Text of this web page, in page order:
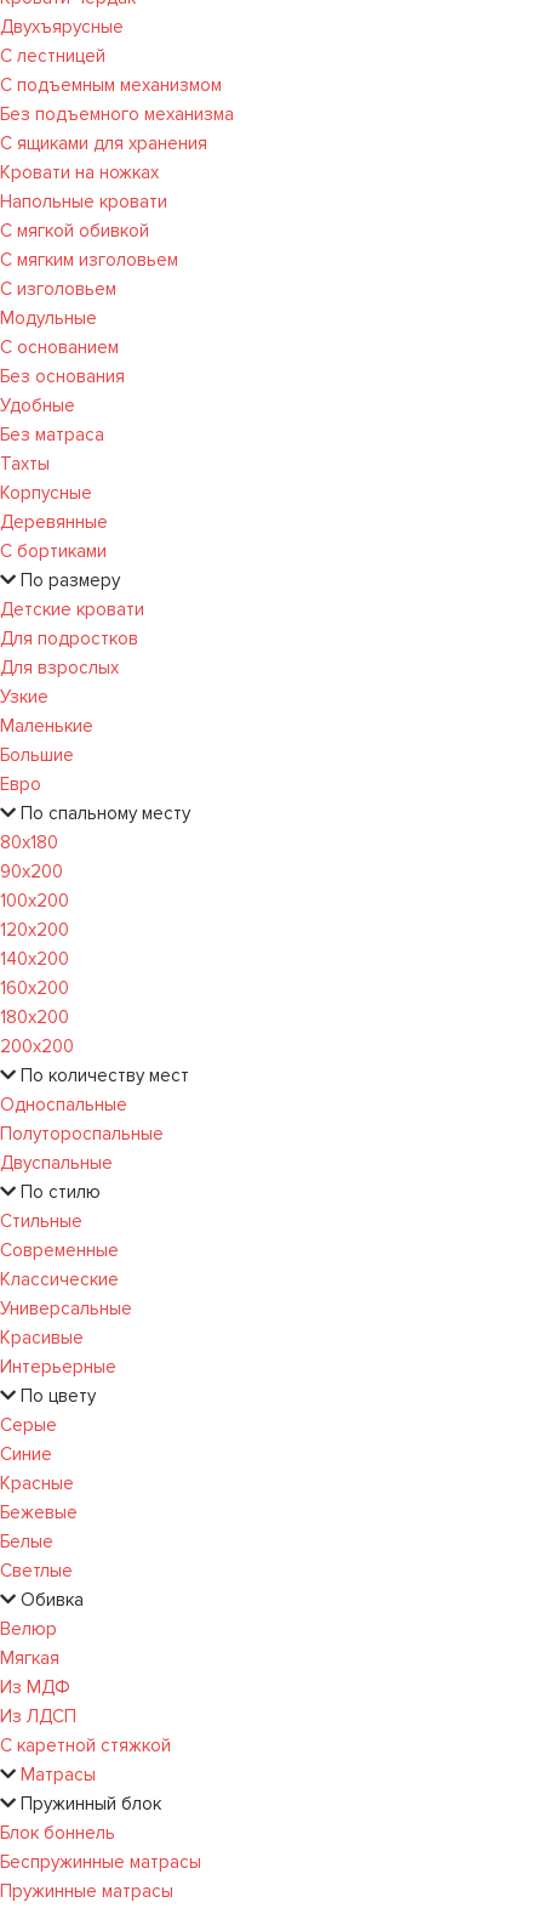
Двухъярусные
С лестницей
С подъемным механизмом
Без подъемного механизма
С ящиками для хранения
Кровати на ножках
Напольные кровати
С мягкой обивкой
С мягким изголовьем
С изголовьем
Модульные
С основанием
Без основания
Удобные
Без матраса
Тахты
Корпусные
Деревянные
С бортиками
По размеру
Детские кровати
Для подростков
Для взрослых
Узкие
Маленькие
Большие
Евро
По спальному месту
80х180
90х200
100х200
120x200
140х200
160х200
180х200
200х200
По количеству мест
Односпальные
Полутороспальные
Двуспальные
По стилю
Стильные
Современные
Классические
Универсальные
Красивые
Интерьерные
По цвету
Серые
Синие
Красные
Бежевые
Белые
Светлые
Обивка
Велюр
Мягкая
Из МДФ
Из ЛДСП
С каретной стяжкой
Матрасы
Пружинный блок
Блок боннель
Беспружинные матрасы
Пружинные матрасы